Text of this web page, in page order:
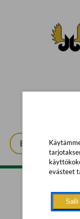
evästeet
Salli